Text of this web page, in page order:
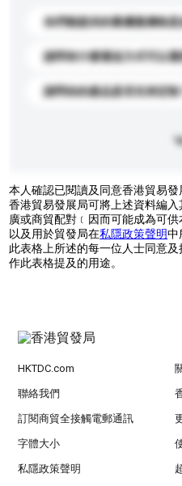
你們能提供的最優惠價格是
請問有什麼運送方式可以選
請問你的產品是否支持定制
本人確認已閱讀及同意香港貿易發
香港貿易發展局可將上述資料編
廣或商貿配對﹝因而可能成為可
以及用於貿發局在私隱政策聲明中
此表格上所述的每一位人士同意
作此表格提及的用途。
HKTDC.com
聯絡我們
訂閱商貿全接觸電郵通訊
字體大小
私隱政策聲明